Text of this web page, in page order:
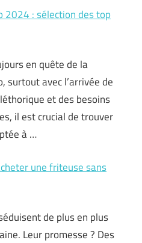
2024 : sélection des top
en quête de la
surtout avec l’arrivée de
et des besoins
il est crucial de trouver
à …
une friteuse sans
de plus en plus
Leur promesse ? Des